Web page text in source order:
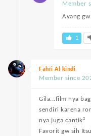
Member
Ayang
1
Fahri Al kindi
Member since
Gila...film nya
sendiri karena
nya juga cantik²
Favorit gw sih